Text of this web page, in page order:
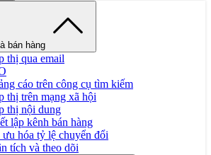
bán hàng
thị qua email
cáo trên công cụ tìm kiếm
thị trên mạng xã hội
thị nội dung
lập kênh bán hàng
hóa tỷ lệ chuyển đổi
tích và theo dõi